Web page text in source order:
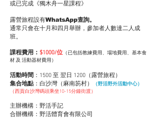
或已完成《獨木舟一星課程》
​露營旅程設有WhatsApp查詢。
通常只會在十月和四月舉辦， 參加者人數達二人成
班。
課程費用： $1000/位 （已包括教練費用、場地費用、基本食
材 及 活動器材費用）
活動時間 ： 1500 至 翌日 1200（露營旅程）
集合地點 ：白沙灣（麻南笏村）
（野活野外活動中心）
（西貢白沙灣碼頭乘坐10-15分鐘街渡）
主辦機構：野活手記
合辦機構：野活體育會有限公司